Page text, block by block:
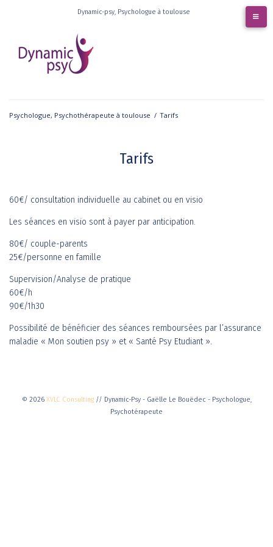
Dynamic-psy, Psychologue à toulouse
Psychologue, Psychothérapeute à toulouse / Tarifs
Tarifs
60€/ consultation individuelle au cabinet ou en visio
Les séances en visio sont à payer par anticipation.
80€/ couple-parents
25€/personne en famille
Supervision/Analyse de pratique
60€/h
90€/1h30
Possibilité de bénéficier des séances remboursées par l’assurance
maladie « Mon soutien psy » et « Santé Psy Etudiant ».
© 2026 XVLC Consulting// Dynamic-Psy - Gaëlle Le Bouëdec - Psychologue,
Psychotérapeute